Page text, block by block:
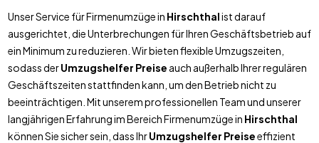
Unser Service für Firmenumzüge in Hirschthalist darauf
ausgerichtet, die Unterbrechungen für Ihren Geschäftsbetrieb auf
ein Minimum zu reduzieren. Wir bieten flexible Umzugszeiten,
sodass derUmzugshelfer Preise auch außerhalb Ihrer regulären
Geschäftszeiten stattfinden kann, um den Betrieb nicht zu
beeinträchtigen. Mit unserem professionellen Team und unserer
langjährigen Erfahrung im Bereich Firmenumzüge in Hirschthal
können Sie sicher sein, dass IhrUmzugshelfer Preiseeffizient